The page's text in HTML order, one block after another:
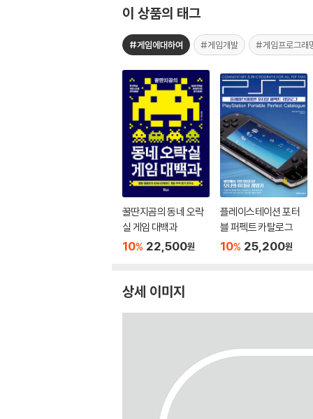
이 상품의 태그
#게임에대하여 #게임개발 #게임프로그래
꿀딴지곰의 동네 오락
실 게임 대백과
10% 22,500원
플레이스테이션 포터
블 퍼펙트 카탈로그
10% 25,200원
상세 이미지